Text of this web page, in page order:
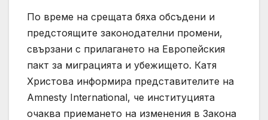
По време на срещата бяха обсъдени и
предстоящите законодателни промени,
свързани с прилагането на Европейския
пакт за миграцията и убежището. Катя
Христова информира представителите на
Amnesty International, че институцията
очаква приемането на изменения в Закона